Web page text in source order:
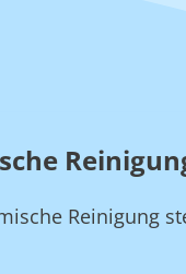
Reinigung